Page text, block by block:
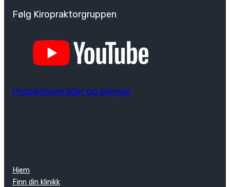
Følg Kiropraktorgruppen
Problemområder og øvinger
Hjem
Finn din klinikk